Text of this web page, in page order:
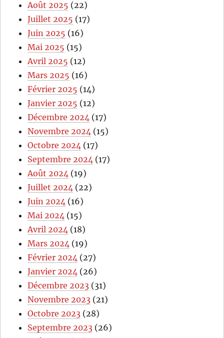
Août 2025 (22)
Juillet 2025 (17)
Juin 2025 (16)
Mai 2025 (15)
Avril 2025 (12)
Mars 2025 (16)
Février 2025 (14)
Janvier 2025 (12)
Décembre 2024 (17)
Novembre 2024 (15)
Octobre 2024 (17)
Septembre 2024 (17)
Août 2024 (19)
Juillet 2024 (22)
Juin 2024 (16)
Mai 2024 (15)
Avril 2024 (18)
Mars 2024 (19)
Février 2024 (27)
Janvier 2024 (26)
Décembre 2023 (31)
Novembre 2023 (21)
Octobre 2023 (28)
Septembre 2023 (26)